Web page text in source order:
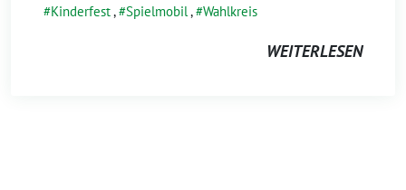
Kinderfest, Spielmobil, Wahlkreis
WEITERLESEN